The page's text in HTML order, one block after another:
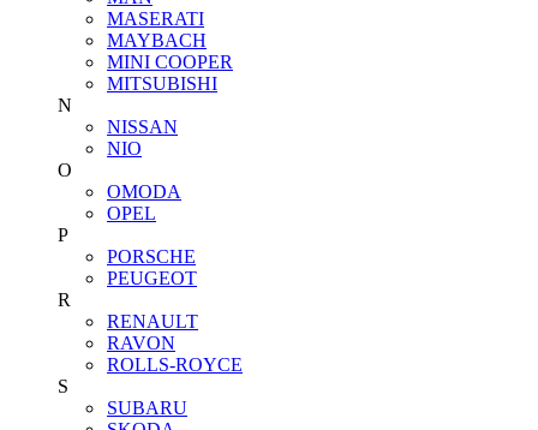
MASERATI
MAYBACH
MINI COOPER
MITSUBISHI
N
NISSAN
NIO
O
OMODA
OPEL
P
PORSCHE
PEUGEOT
R
RENAULT
RAVON
ROLLS-ROYCE
S
SUBARU